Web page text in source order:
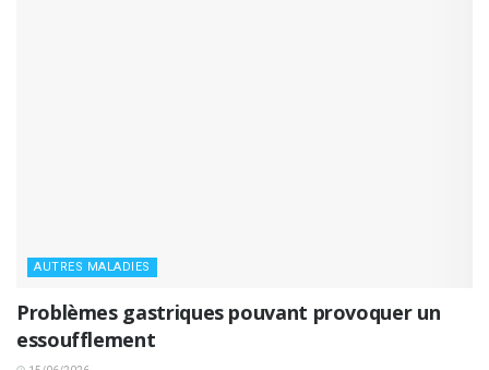
AUTRES MALADIES
Problèmes gastriques pouvant provoquer un
essoufflement